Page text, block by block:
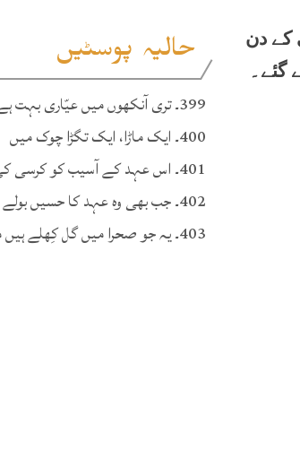
حالیہ پوسٹیں
399۔ تری آنکھوں میں عیّاری بہت ہے
400۔ ایک ماڑا، ایک تگڑا چوک میں
401۔ اس عہد کے آسیب کو کرسی کی پڑی تھی
402۔ جب بھی وہ عہد کا حسیں بولے
403۔ یہ جو صحرا میں گل کِھلے ہیں میاں
کے دن
گئے۔